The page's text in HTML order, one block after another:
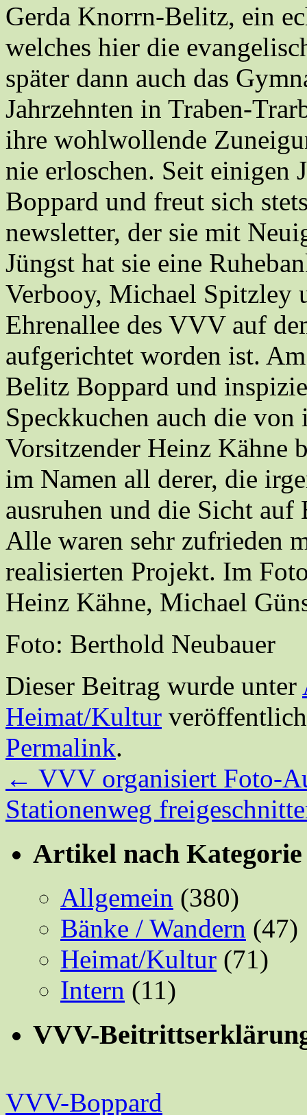
Gerda Knorrn-Belitz, ein
welches hier die
später dann auch das
Jahrzehnten in Traben-
ihre wohlwollende
nie erloschen. Seit
Boppard und freut sich
newsletter, der sie mit
Jüngst hat sie eine
Verbooy, Michael Spitzley
Ehrenallee des VVV auf
aufgerichtet worden ist.
Belitz Boppard und
Speckkuchen auch die
Vorsitzender Heinz Kähne
im Namen all derer, die
ausruhen und die Sicht
Alle waren sehr zufrieden
realisierten Projekt. Im
Heinz Kähne, Michael
Foto: Berthold Neubauer
Dieser Beitrag wurde unter
Heimat/Kultur
Permalink.
← VVV organisiert Foto-
Stationenweg
Artikel nach Kategorie
Allgemein (380)
Bänke / Wandern (47)
Heimat/Kultur (71)
Intern (11)
VVV-
VVV-Boppard